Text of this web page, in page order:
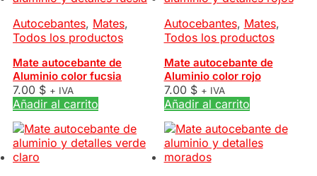
Autocebantes, Mates,
Todos los productos
Mate autocebante de
Aluminio color fucsia
7.00 $ + IVA
Añadir al carrito
Autocebantes, Mates,
Todos los productos
Mate autocebante de
Aluminio color rojo
7.00 $ + IVA
Añadir al carrito